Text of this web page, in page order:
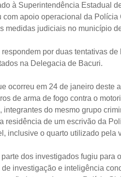
à Superintendência Estadual
com apoio operacional da
medidas judiciais no município
por duas tentativas
na Delegacia de Bacuri.
ocorreu em 24 de janeiro deste
de arma de fogo contra o
integrantes do mesmo grupo
residência de um escrivão da
inclusive o quarto utilizado pela
dos investigados fugiu para
de investigação e inteligência